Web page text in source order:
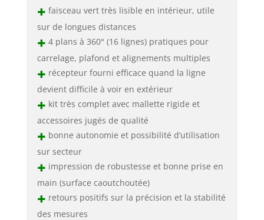
+ faisceau vert très lisible en intérieur, utile
sur de longues distances
+ 4 plans à 360° (16 lignes) pratiques pour
carrelage, plafond et alignements multiples
+ récepteur fourni efficace quand la ligne
devient difficile à voir en extérieur
+ kit très complet avec mallette rigide et
accessoires jugés de qualité
+ bonne autonomie et possibilité d’utilisation
sur secteur
+ impression de robustesse et bonne prise en
main (surface caoutchoutée)
+ retours positifs sur la précision et la stabilité
des mesures